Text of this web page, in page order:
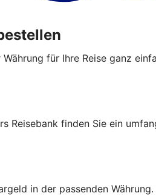
für Ihre Reise ganz
Reisebank finden Sie ein
in der passenden